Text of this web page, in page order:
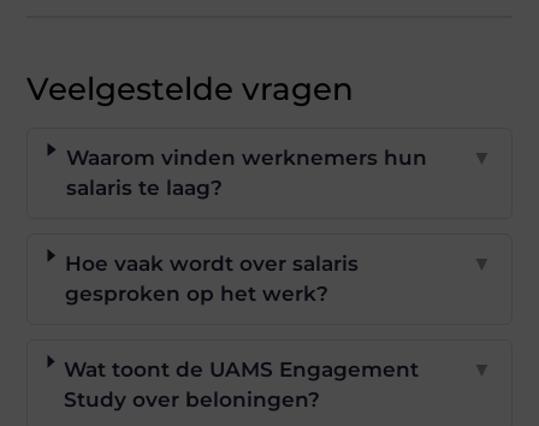
Veelgestelde vragen
Waarom vinden werknemers hun
salaris te laag?
▼
Hoe vaak wordt over salaris
gesproken op het werk?
▼
Wat toont de UAMS Engagement
Study over beloningen?
▼